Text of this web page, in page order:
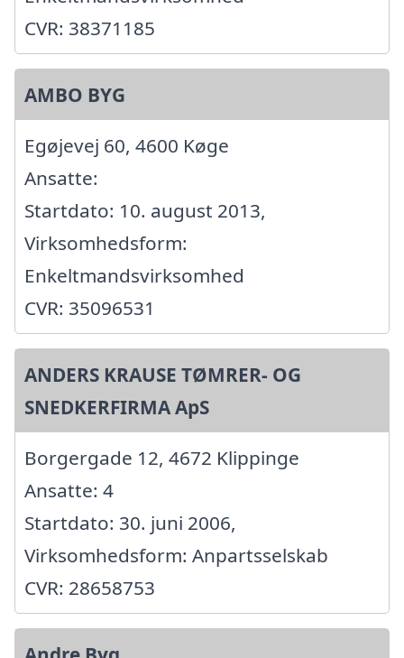
CVR: 38371185
AMBO BYG
Egøjevej 60, 4600 Køge
Ansatte:
Startdato: 10. august 2013,
Virksomhedsform:
Enkeltmandsvirksomhed
CVR: 35096531
ANDERS KRAUSE TØMRER- OG
SNEDKERFIRMA ApS
Borgergade 12, 4672 Klippinge
Ansatte: 4
Startdato: 30. juni 2006,
Virksomhedsform: Anpartsselskab
CVR: 28658753